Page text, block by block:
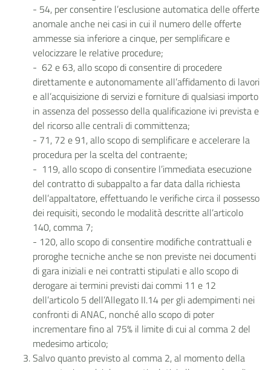
- 54, per consentire l’esclusione automatica delle offerte
anomale anche nei casi in cui il numero delle offerte
ammesse sia inferiore a cinque, per semplificare e
velocizzare le relative procedure;
- 62 e 63, allo scopo di consentire di procedere
direttamente e autonomamente all’affidamento di lavori
e all’acquisizione di servizi e forniture di qualsiasi importo
in assenza del possesso della qualificazione ivi prevista e
del ricorso alle centrali di committenza;
- 71, 72 e 91, allo scopo di semplificare e accelerare la
procedura per la scelta del contraente;
- 119, allo scopo di consentire l’immediata esecuzione
del contratto di subappalto a far data dalla richiesta
dell’appaltatore, effettuando le verifiche circa il possesso
dei requisiti, secondo le modalità descritte all’articolo
140, comma 7;
- 120, allo scopo di consentire modifiche contrattuali e
proroghe tecniche anche se non previste nei documenti
di gara iniziali e nei contratti stipulati e allo scopo di
derogare ai termini previsti dai commi 11 e 12
dell’articolo 5 dell’Allegato II.14 per gli adempimenti nei
confronti di ANAC, nonché allo scopo di poter
incrementare fino al 75% il limite di cui al comma 2 del
medesimo articolo;
Salvo quanto previsto al comma 2, al momento della